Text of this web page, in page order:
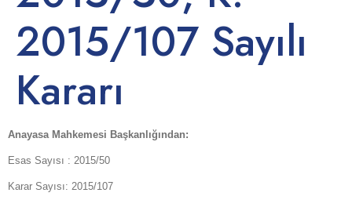
2015/107 Sayılı
Kararı
Anayasa Mahkemesi Başkanlığından:
Esas Sayısı : 2015/50
Karar Sayısı: 2015/107